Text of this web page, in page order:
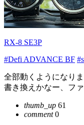
RX-8 SE3P
#Defi ADVANCE BF
全部動くようになり
書き換えかなー、フ
thumb_up 61
comment0